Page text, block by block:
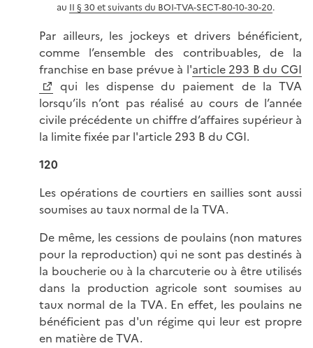
au II § 30 et suivants du BOI-TVA-SECT-80-10-30-20.
Par ailleurs, les jockeys et drivers bénéficient,
comme l’ensemble des contribuables, de la
franchise en base prévue à l'article 293 B du CGI
qui les dispense du paiement de la TVA
lorsqu’ils n’ont pas réalisé au cours de l’année
civile précédente un chiffre d’affaires supérieur à
la limite fixée par l'article 293 B du CGI.
120
Les opérations de courtiers en saillies sont aussi
soumises au taux normal de la TVA.
De même, les cessions de poulains (non matures
pour la reproduction) qui ne sont pas destinés à
la boucherie ou à la charcuterie ou à être utilisés
dans la production agricole sont soumises au
taux normal de la TVA. En effet, les poulains ne
bénéficient pas d'un régime qui leur est propre
en matière de TVA.